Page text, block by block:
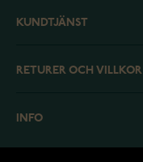
KUNDTJÄNST
RETURER OCH VILLKOR
INFO